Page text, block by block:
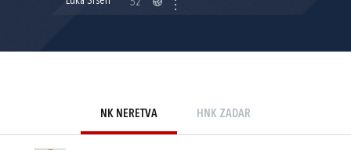
52'
NK NERETVA HNK ZADAR